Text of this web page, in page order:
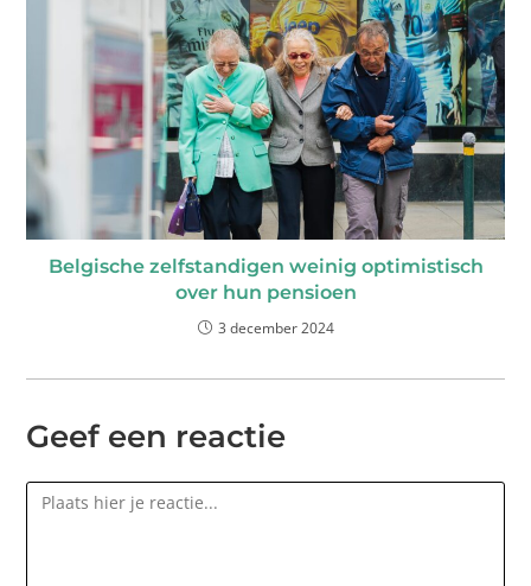
Belgische zelfstandigen weinig optimistisch
over hun pensioen
3 december 2024
Geef een reactie